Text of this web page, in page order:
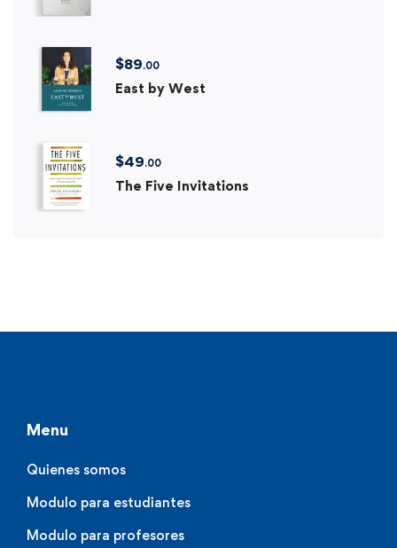
$89.00
East by West
$49.00
The Five Invitations
Menu
Quienes somos
Modulo para estudiantes
Modulo para profesores